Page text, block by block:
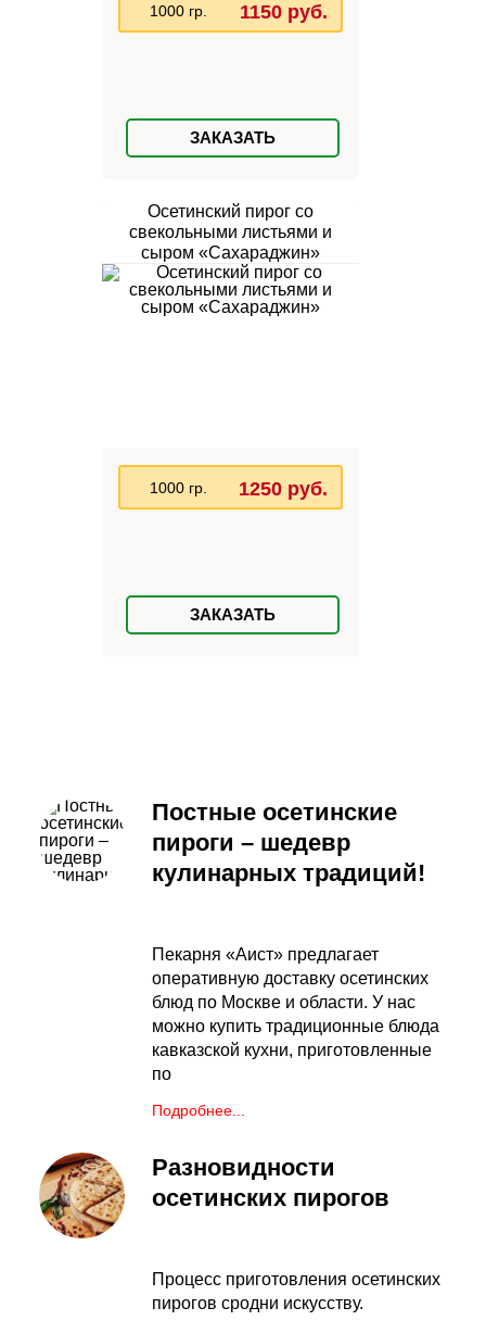
1000 гр. 1150 руб.
ЗАКАЗАТЬ
Осетинский пирог со
свекольными листьями и
сыром «Сахараджин»
1000 гр. 1250 руб.
ЗАКАЗАТЬ
Постные осетинские
пироги – шедевр
кулинарных традиций!
Пекарня «Аист» предлагает
оперативную доставку осетинских
блюд по Москве и области. У нас
можно купить традиционные блюда
кавказской кухни, приготовленные
по
Подробнее...
Разновидности
осетинских пирогов
Процесс приготовления осетинских
пирогов сродни искусству.